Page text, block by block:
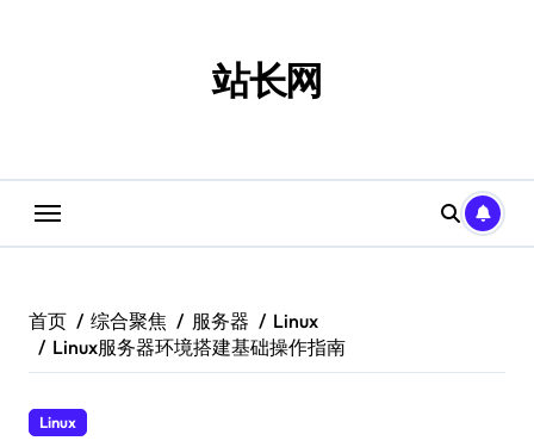
站长网
首页 综合聚焦 服务器
Linux
Linux服务器环境搭建基础操作指南
Linux